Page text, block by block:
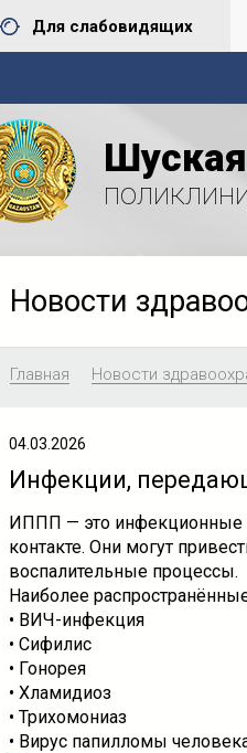
Для слабовидящих
Новости
Главная Новости
04.03.2026
Инфекции,
ИППП — это инфекционные
контакте. Они могут
воспалительные процессы.
Наиболее
• ВИЧ-инфекция
• Сифилис
• Гонорея
• Хламидиоз
• Трихомониаз
• Вирус папилломы